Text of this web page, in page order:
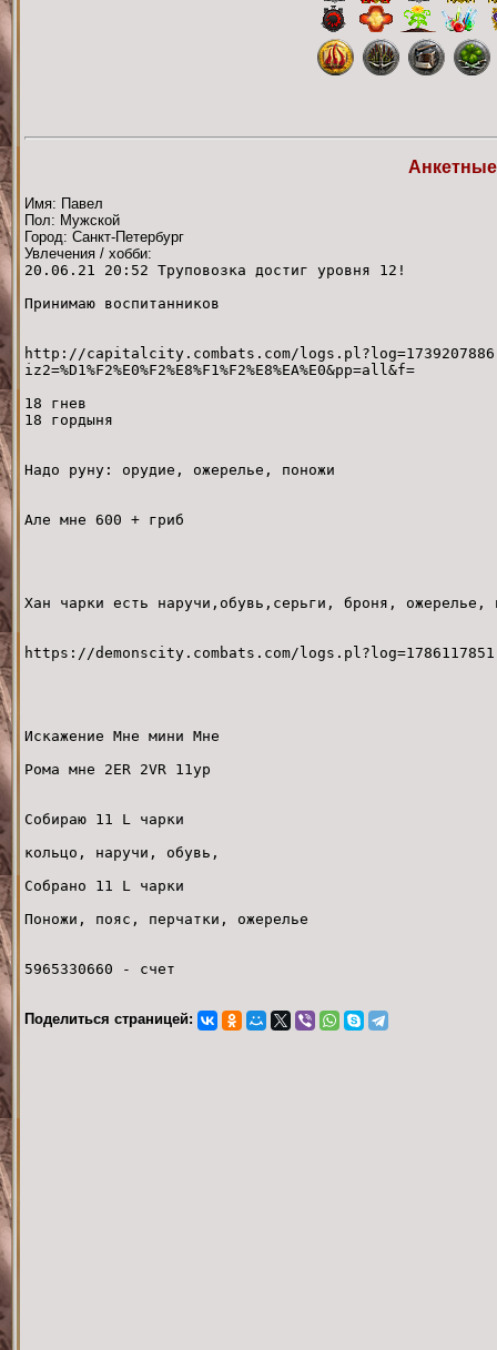
Имя: Павел
Пол: Мужской
Город: Санкт-Петербург
Увлечения / хобби:
20.06.21 20:52 Труповозка достиг уровня 12!
Принимаю воспитанников
http://capitalcity.combats.com/
iz2=%D1%F2%E0%F2%E8%F1%F2%E8%EA%E0&pp=all&f=
18 гнев
18 гордыня
Надо руну: орудие, ожерелье, поножи
Але мне 600 + гриб
Хан чарки есть наручи,обувь,серьги, броня, ожерелье,
https://demonscity.combats.com/
Искажение Мне мини Мне
Рома мне 2ER 2VR 11ур
Собираю 11 L чарки
кольцо, наручи, обувь,
Собрано 11 L чарки
Поножи, пояс, перчатки, ожерелье
5965330660 - счет
Поделиться страницей: